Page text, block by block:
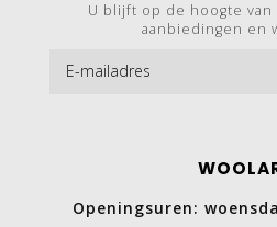
U blijft op de hoogte
aanbiedingen en
Openingsuren: